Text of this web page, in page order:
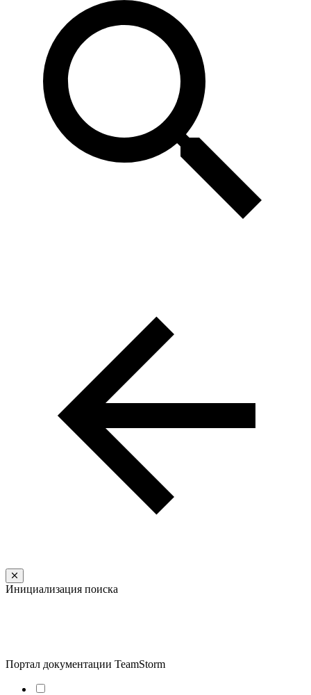
Инициализация поиска
Портал документации TeamStorm